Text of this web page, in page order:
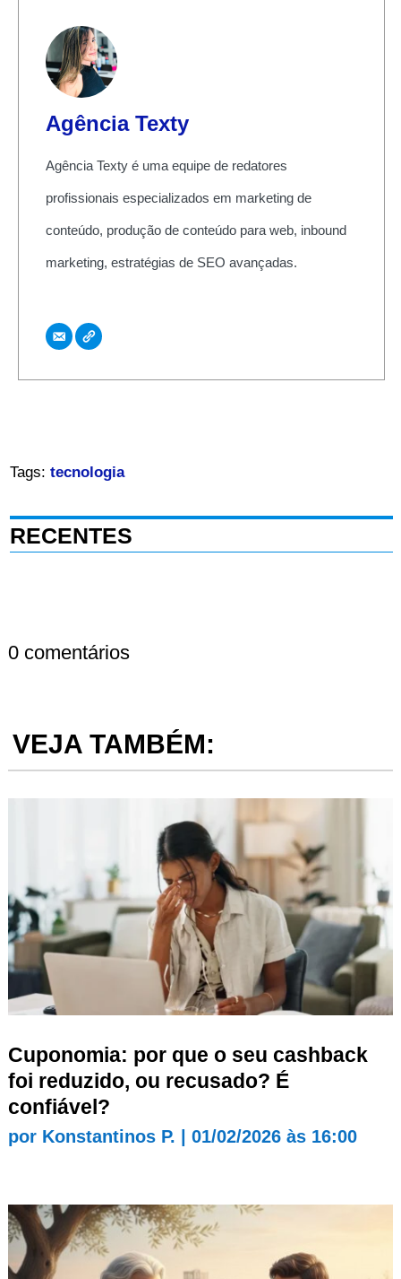
Agência Texty
Agência Texty é uma equipe de redatores
profissionais especializados em marketing de
conteúdo, produção de conteúdo para web, inbound
marketing, estratégias de SEO avançadas.
Tags: tecnologia
RECENTES
0 comentários
VEJA TAMBÉM:
Cuponomia: por que o seu cashback
foi reduzido, ou recusado? É
confiável?
por Konstantinos P. 01/02/2026 às 16:00